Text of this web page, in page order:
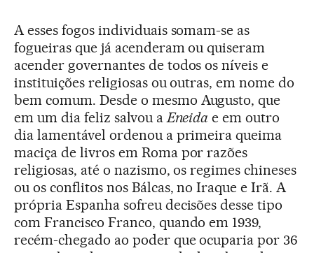
A esses fogos individuais somam-se as
fogueiras que já acenderam ou quiseram
acender governantes de todos os níveis e
instituições religiosas ou outras, em nome do
bem comum. Desde o mesmo Augusto, que
em um dia feliz salvou aEneida e em outro
dia lamentável ordenou a primeira queima
maciça de livros em Roma por razões
religiosas, até o nazismo, os regimes chineses
ou os conflitos nos Bálcas, no Iraque e Irã. A
própria Espanha sofreu decisões desse tipo
com Francisco Franco, quando em 1939,
recém-chegado ao poder que ocuparia por 36